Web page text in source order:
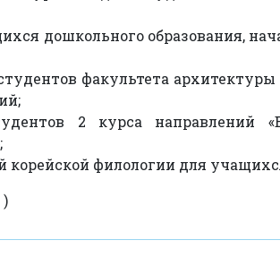
дошкольного образования,
факультета архитектуры
2 курса направлений
филологии для
)